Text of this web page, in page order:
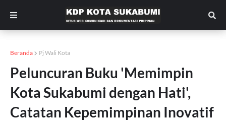
Beranda Pj Wali Kota
Peluncuran Buku 'Memimpin
Kota Sukabumi dengan Hati',
Catatan Kepemimpinan Inovatif